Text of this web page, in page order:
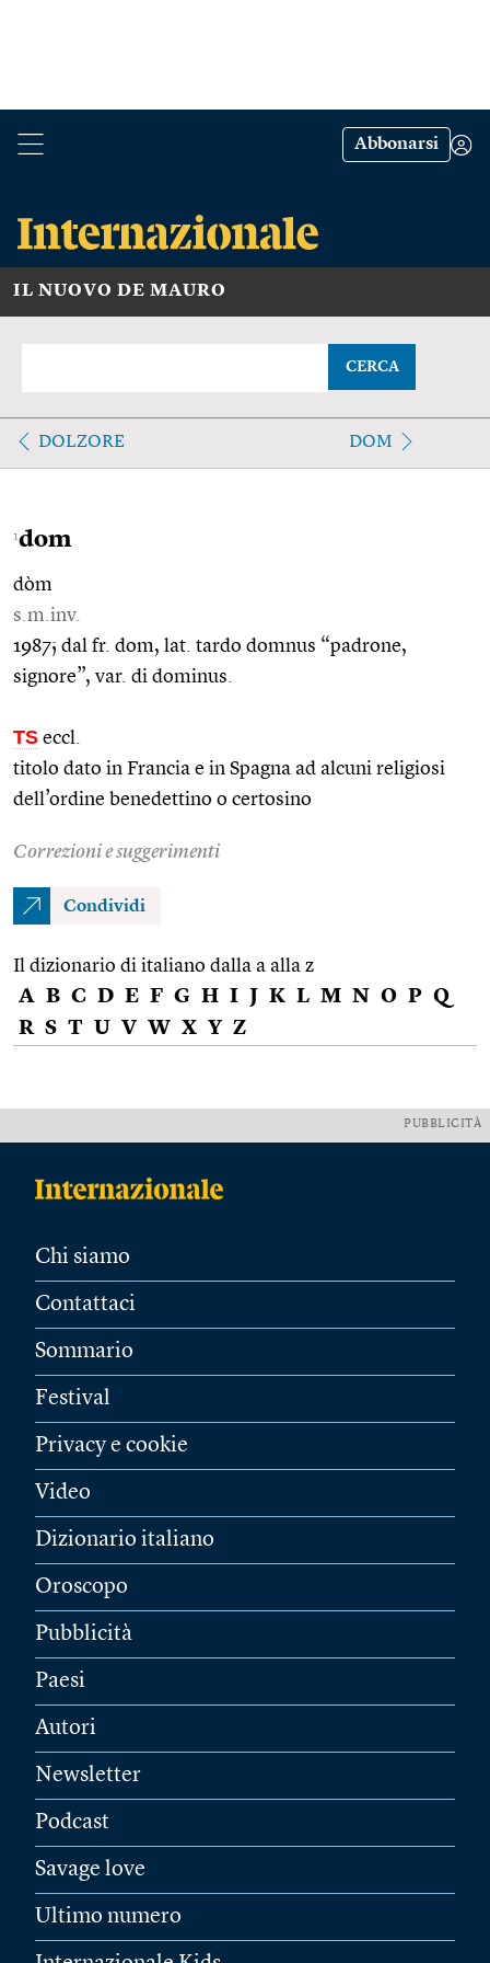
Abbonarsi
IL NUOVO DE MAURO
CERCA
DOLZORE DOM
1dom
dòm
s.m.inv.
1987; dal fr. dom, lat. tardo domnus “padrone,
signore”, var. di dominus.
TS eccl.
titolo dato in Francia e in Spagna ad alcuni religiosi
dell’ordine benedettino o certosino
Correzioni e suggerimenti
Condividi
Il dizionario di italiano dalla a alla z
A B C D E F G H I J K L M N O P Q
R S T U V W X Y Z
PUBBLICITÀ
Chi siamo
Contattaci
Sommario
Festival
Privacy e cookie
Video
Dizionario italiano
Oroscopo
Pubblicità
Paesi
Autori
Newsletter
Podcast
Savage love
Ultimo numero